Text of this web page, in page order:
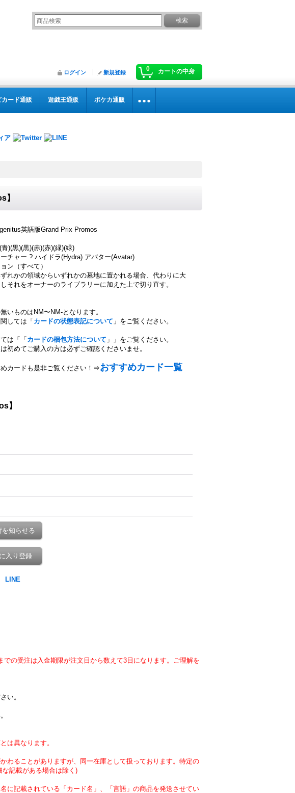
0 カートの中身
ログイン 新規登録
カード通販 遊戯王通販 ポケカ通販
】
英語版Grand Prix Promos
)(黒)(黒)(赤)(赤)(緑)(緑)
チャー ? ハイドラ(Hydra) アバター(Avatar)
ン（すべて）
れかの領域からいずれかの墓地に置かれる場合、代わりに大
それをオーナーのライブラリーに加えた上で切り直す。
いものはNM〜NM-となります。
しては「 カードの状態表記について 」をご覧ください。
は「「 カードの梱包方法について 」」をご覧ください。
初めてご購入の方は必ずご確認くださいませ。
カードも是非ご覧ください！⇒おすすめカード一覧
】
を知らせる
入り登録
の受注は入金期限が注文日から数えて3日になります。ご理解を
い。
は異なります。
わることがありますが、同一在庫として扱っております。特定の
記載がある場合は除く)
に記載されている「カード名」、「言語」の商品を発送させてい